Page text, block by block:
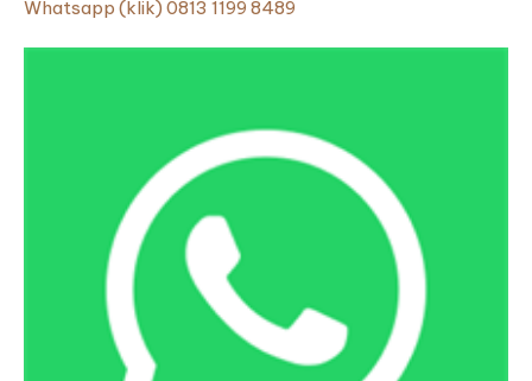
Whatsapp (klik) 0813 1199 8489